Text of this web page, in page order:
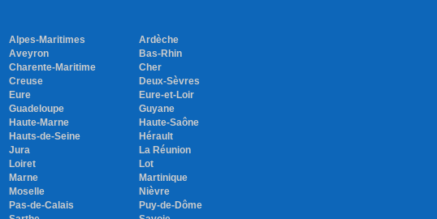
Alpes-Maritimes
Ardèche
Aveyron
Bas-Rhin
Charente-Maritime
Cher
Creuse
Deux-Sèvres
Eure
Eure-et-Loir
Guadeloupe
Guyane
Haute-Marne
Haute-Saône
Hauts-de-Seine
Hérault
Jura
La Réunion
Loiret
Lot
Marne
Martinique
Moselle
Nièvre
Pas-de-Calais
Puy-de-Dôme